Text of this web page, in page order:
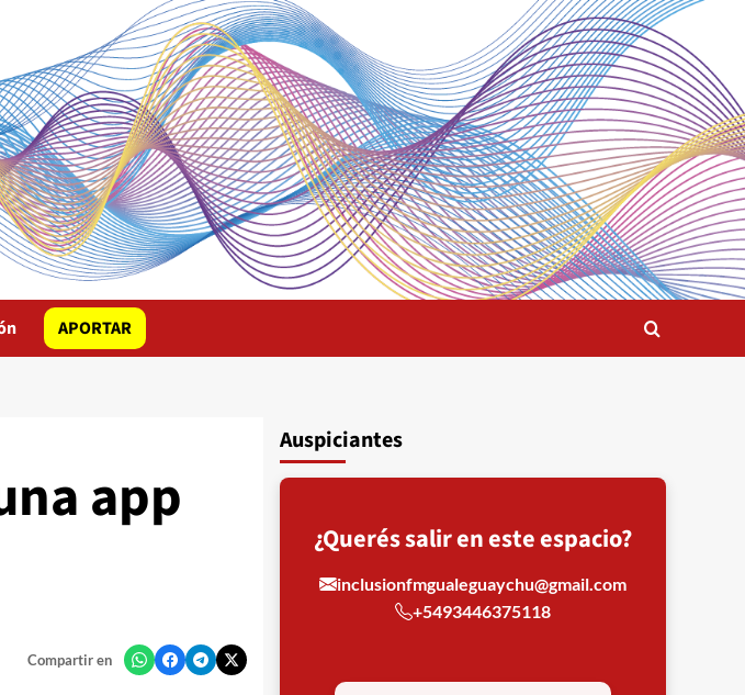
APORTAR
app
Compartir en
Auspiciantes
¿Querés salir en este espacio?
inclusionfmgualeguaychu@gmail.com
+5493446375118